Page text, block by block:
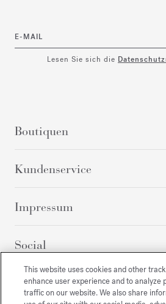
E-MAIL
Lesen Sie sich die
Boutiquen
Kundenservice
Impressum
Social
Alle Rechte
This website uses cookies and other
enhance user experience and to analyze
traffic on our website. We also share